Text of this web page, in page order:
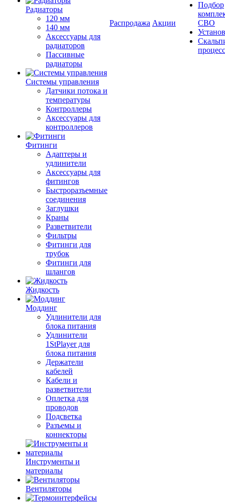
Радиаторы
120 мм
140 мм
Аксессуары для
радиаторов
Пассивные
радиаторы
Системы управления
Датчики потока и
температуры
Контроллеры
Аксессуары для
контроллеров
Фитинги
Адаптеры и
удлинители
Аксессуары для
фитингов
Быстроразъемные
соединения
Заглушки
Краны
Разветвители
Фильтры
Фитинги для
трубок
Фитинги для
шлангов
Жидкость
Моддинг
Удлинители для
блока питания
Удлинители
1StPlayer для
блока питания
Держатели
кабелей
Кабели и
разветвители
Оплетка для
проводов
Подсветка
Разъемы и
коннекторы
Инструменты и
материалы
Вентиляторы
Распродажа Акции
Подбор
СВО